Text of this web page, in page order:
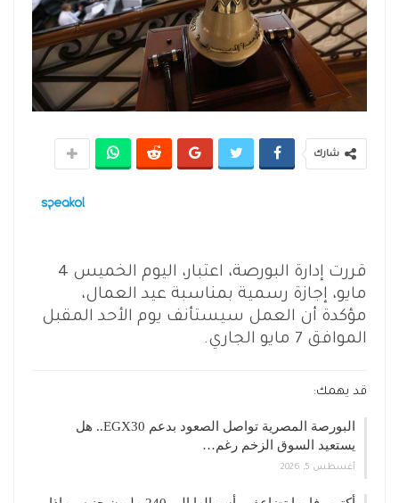
شارك
قررت إدارة البورصة، اعتبار، اليوم الخميس 4
مايو، إجازة رسمية بمناسبة عيد العمال،
مؤكدة أن العمل سيستأنف يوم الأحد المقبل
الموافق 7 مايو الجاري.
قد يهمك:
البورصة المصرية تواصل الصعود بدعم EGX30.. هل
يستعيد السوق الزخم رغم…
أغسطس 5, 2026